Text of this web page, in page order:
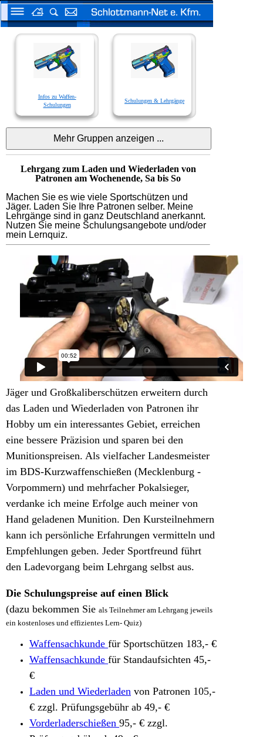
Infos zu Waffen-
Schulungen
Schulungen & Lehrgänge
Lehrgang zum Laden und Wiederladen von
Patronen am Wochenende, Sa bis So
Machen Sie es wie viele Sportschützen und
Jäger. Laden Sie Ihre Patronen selber. Meine
Lehrgänge sind in ganz Deutschland anerkannt.
Nutzen Sie meine Schulungsangebote und/oder
mein Lernquiz.
Jäger und Großkaliberschützen erweitern durch
das Laden und Wiederladen von Patronen ihr
Hobby um ein interessantes Gebiet, erreichen
eine bessere Präzision und sparen bei den
Munitionspreisen. Als vielfacher Landesmeister
im BDS-Kurzwaffenschießen (Mecklenburg -
Vorpommern) und mehrfacher Pokalsieger,
verdanke ich meine Erfolge auch meiner von
Hand geladenen Munition. Den Kursteilnehmern
kann ich persönliche Erfahrungen vermitteln und
Empfehlungen geben. Jeder Sportfreund führt
den Ladevorgang beim Lehrgang selbst aus.
Die Schulungspreise auf einen Blick
(dazu bekommen Sie als Teilnehmer am Lehrgang jeweils
ein kostenloses und effizientes Lern- Quiz)
Waffensachkunde für Sportschützen 183,- €
Waffensachkunde für Standaufsichten 45,-
€
Laden und Wiederladen von Patronen 105,-
€ zzgl. Prüfungsgebühr ab 49,- €
Vorderladerschießen 95,- € zzgl.